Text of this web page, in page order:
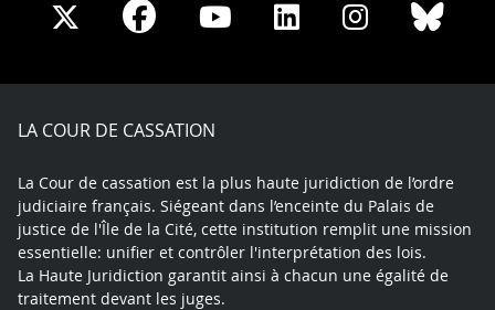
Share
X
Share
Facebook
Share
Youtube
Share
LinkedIn
Share
Instagram
LA COUR DE CASSATION
La Cour de cassation est la plus haute juridiction de l’ordre
judiciaire français. Siégeant dans l’enceinte du Palais de
justice de l'Île de la Cité, cette institution remplit une mission
essentielle: unifier et contrôler l'interprétation des lois.
La Haute Juridiction garantit ainsi à chacun une égalité de
traitement devant les juges.